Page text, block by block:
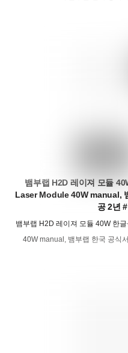
뱀부랩 H2D 레이져 모듈
Laser Module 40W manual,
공 2년
뱀부랩 H2D 레이져 모듈 40W 한
40W manual, 뱀부랩 한국 공식